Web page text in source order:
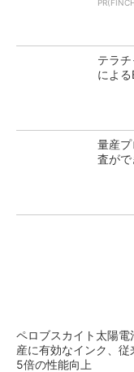
テラ
によ
量産
査が
ペロブスカイト太陽電
産に有効なインク、従
5倍の性能向上